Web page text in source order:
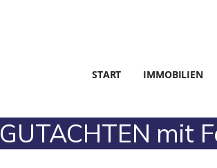
START IMMOBILIEN
GUTACHTEN mit